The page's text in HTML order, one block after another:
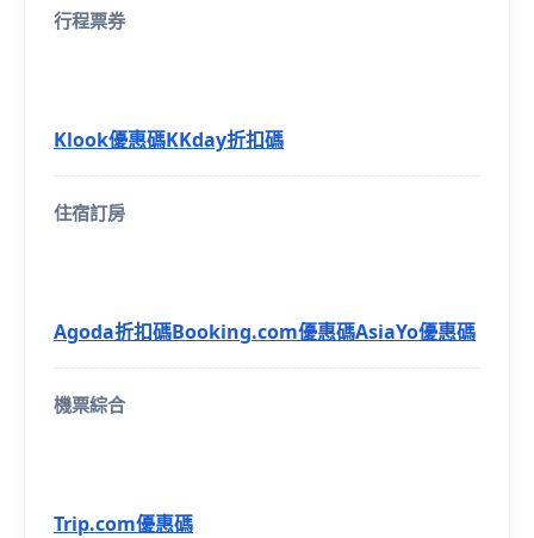
行程票券
Klook優惠碼KKday折扣碼
住宿訂房
Agoda折扣碼Booking.com優惠碼AsiaYo優惠碼
機票綜合
Trip.com優惠碼